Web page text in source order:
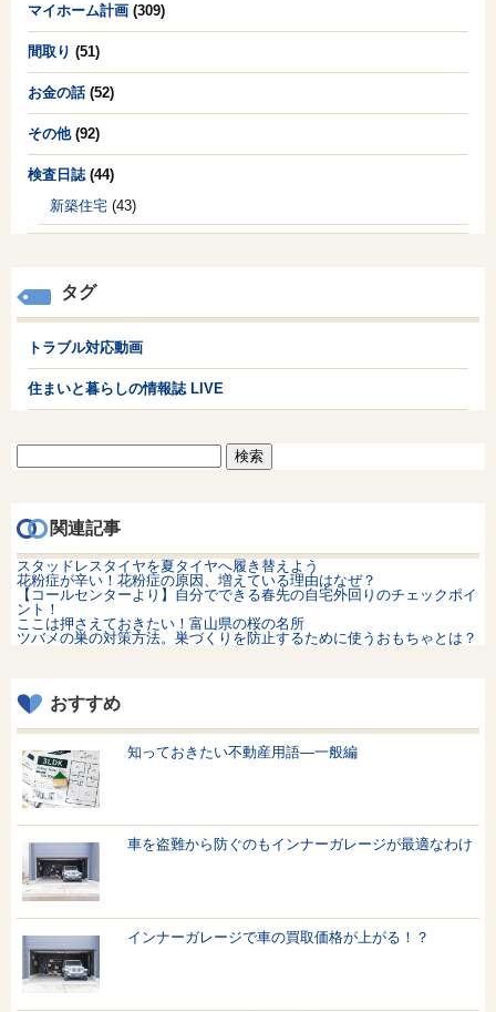
マイホーム計画 (309)
間取り (51)
お金の話(52)
その他(92)
検査日誌 (44)
新築住宅 (43)
タグ
トラブル対応動画
住まいと暮らしの情報誌 LIVE
索:
関連記事
スタッドレスタイヤを夏タイヤへ履き替えよう
花粉症が辛い！花粉症の原因、増えている理由はなぜ？
【コールセンターより】自分でできる春先の自宅外回りのチェックポイ
ント！
ここは押さえておきたい！富山県の桜の名所
ツバメの巣の対策方法。巣づくりを防止するために使うおもちゃとは？
おすすめ
知っておきたい不動産用語—一般編
車を盗難から防ぐのもインナーガレージが最適なわけ
インナーガレージで車の買取価格が上がる！？